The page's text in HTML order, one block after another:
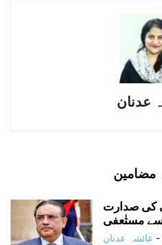
عدنان
مضامین
کی صدارت
مستٰعفی
عائشہ عدنان -